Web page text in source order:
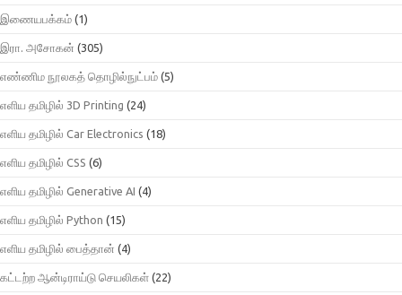
இணையபக்கம் (1)
இரா. அசோகன் (305)
எண்ணிம நூலகத் தொழில்நுட்பம் (5)
எளிய தமிழில் 3D Printing (24)
எளிய தமிழில் Car Electronics (18)
எளிய தமிழில் CSS (6)
எளிய தமிழில் Generative AI (4)
எளிய தமிழில் Python (15)
எளிய தமிழில் பைத்தான் (4)
கட்டற்ற ஆன்டிராய்டு செயலிகள் (22)